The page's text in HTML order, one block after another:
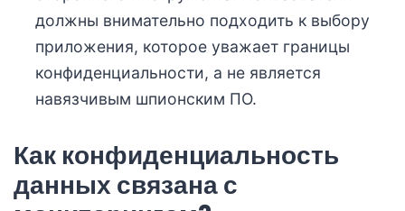
должны внимательно подходить к выбору
приложения, которое уважает границы
конфиденциальности, а не является
навязчивым шпионским ПО.
Как конфиденциальность
данных связана с